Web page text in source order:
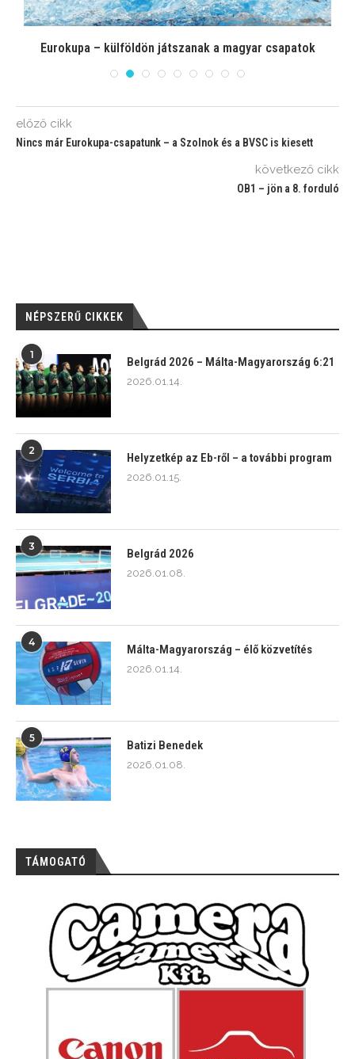
Eurokupa – külföldön játszanak a magyar csapatok
előző cikk
Nincs már Eurokupa-csapatunk – a Szolnok és a BVSC is kiesett
következő cikk
OB1 – jön a 8. forduló
NÉPSZERŰ CIKKEK
1
Belgrád 2026 – Málta-Magyarország 6:21
2026.01.14.
2
Helyzetkép az Eb-ről – a további program
2026.01.15.
3
Belgrád 2026
2026.01.08.
4
Málta-Magyarország – élő közvetítés
2026.01.14.
5
Batizi Benedek
2026.01.08.
TÁMOGATÓ